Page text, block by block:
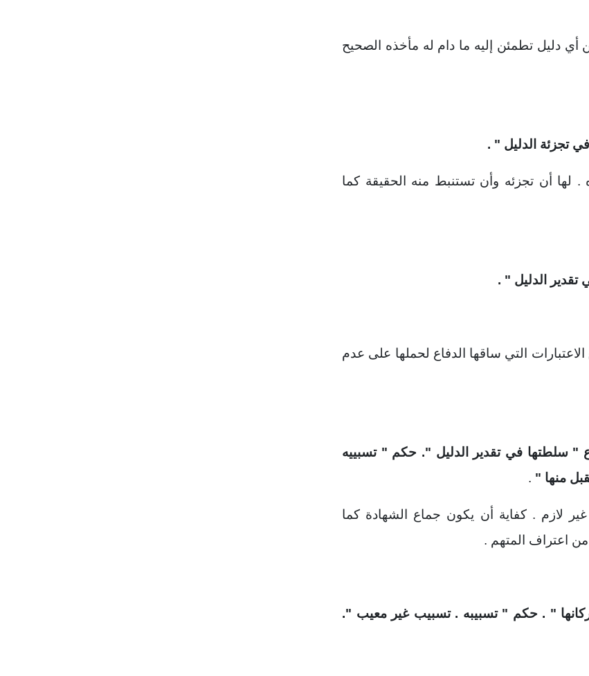
أي دليل تطمئن إليه ما دام له مأخذه الصحيح
تجزئة الدليل " .
لها أن تجزئه وأن تستنبط منه الحقيقة كما
التي ساقها الدفاع لحملها على عدم
سلطتها في تقدير الدليل ". حكم " تسبييه
منها " .
لازم . كفاية أن يكون جماع الشهادة كما
اعتراف المتهم .
" . حكم " تسبيبه . تسبيب غير معيب ".